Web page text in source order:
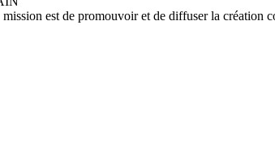
est de promouvoir et de diffuser la création